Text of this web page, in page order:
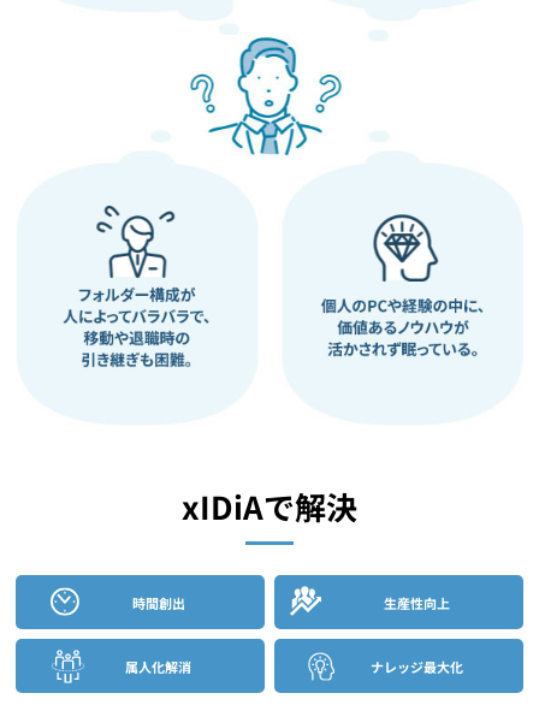
xIDiAで解決
時間創出 生産性向上
属人化解消 ナレッジ最大化